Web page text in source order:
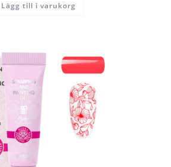
Lägg till i varukorg